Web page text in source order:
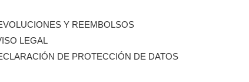
Y REEMBOLSOS
LEGAL
DE PROTECCIÓN DE DATOS